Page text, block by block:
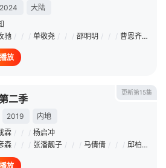
2024
大陆
驰 / / / 单敬尧 / / / 邵明明 / / / 曹恩齐 /
放
更新第15集
二季
2019
内地
霖 / / / 杨启冲
森 / / / 张潘靓子 / / / 马倩倩 / / / 邱柏皓
放